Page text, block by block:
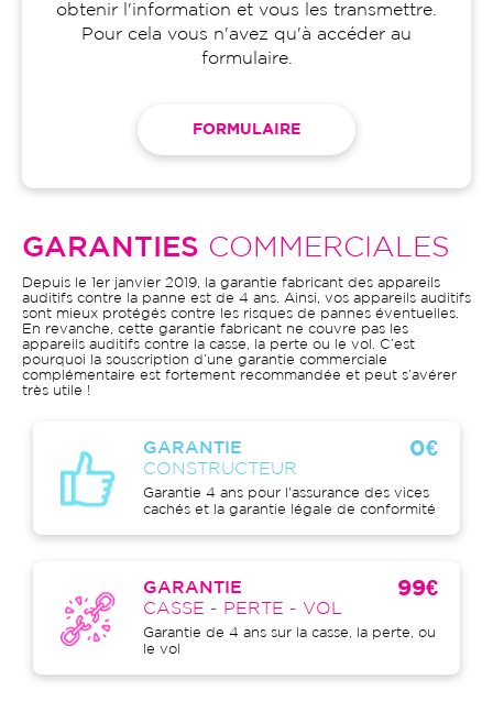
obtenir l'information et vous les transmettre.
Pour cela vous n'avez qu'à accéder au
formulaire.
FORMULAIRE
GARANTIES COMMERCIALES
Depuis le 1er janvier 2019, la garantie fabricant des appareils
auditifs contre la panne est de 4 ans. Ainsi, vos appareils auditifs
sont mieux protégés contre les risques de pannes éventuelles.
En revanche, cette garantie fabricant ne couvre pas les
appareils auditifs contre la casse, la perte ou le vol. C’est
pourquoi la souscription d’une garantie commerciale
complémentaire est fortement recommandée et peut s’avérer
très utile !
GARANTIE
CONSTRUCTEUR
0€
Garantie 4 ans pour l'assurance des vices
cachés et la garantie légale de conformité
GARANTIE
CASSE - PERTE - VOL
99€
Garantie de 4 ans sur la casse, la perte, ou
le vol